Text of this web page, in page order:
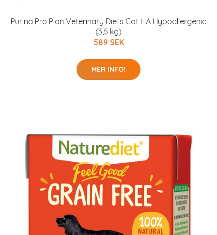
Purina Pro Plan Veterinary Diets Cat HA Hypoallergenic
(3,5 kg)
589 SEK
MER INFO!